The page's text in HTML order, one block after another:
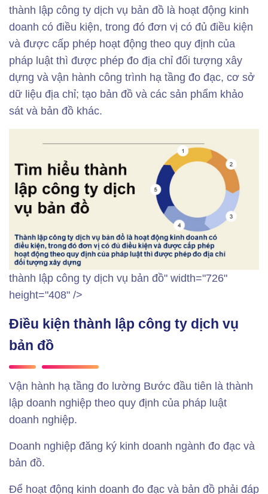
thành lập công ty dịch vụ bản đồ là hoạt động kinh
doanh có điều kiện, trong đó đơn vị có đủ điều kiện
và được cấp phép hoạt động theo quy định của
pháp luật thì được phép đo địa chỉ đối tượng xây
dựng và vận hành công trình hạ tầng đo đạc, cơ sở
dữ liệu địa chỉ; tạo bản đồ và các sản phẩm khảo
sát và bản đồ khác.
thành lập công ty dịch vụ bản đồ" width="726"
height="408" />
Điều kiện thành lập công ty dịch vụ
bản đồ
Vận hành hạ tầng đo lường Bước đầu tiên là thành
lập doanh nghiệp theo quy định của pháp luật
doanh nghiệp.
Doanh nghiệp đăng ký kinh doanh ngành đo đạc và
bản đồ.
Để hoạt động kinh doanh đo đạc và bản đồ phải đáp